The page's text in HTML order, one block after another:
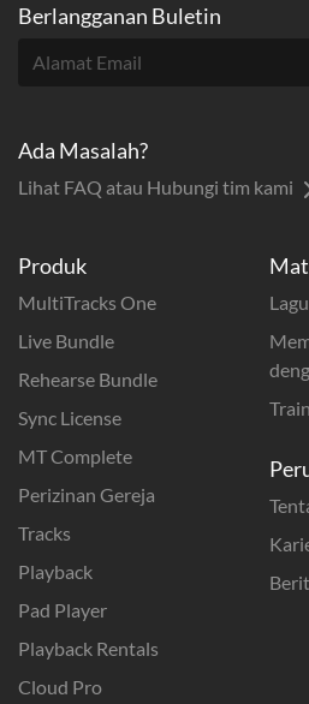
Produk
MultiTracks One
Live Bundle
Rehearse Bundle
Sync License
MT Complete
Perizinan Gereja
Tracks
Playback
Pad Player
Playback Rentals
Cloud Pro
Lagu
Berlangganan Buletin
Ada Masalah?
Lihat FAQ atau Hubungi tim kami